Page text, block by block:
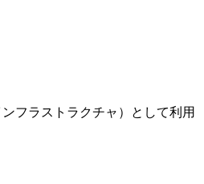
フラストラクチャ）として利用